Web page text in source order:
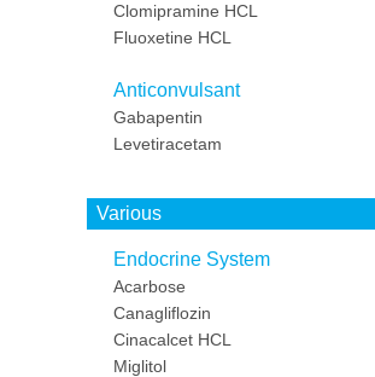
Clomipramine HCL
Fluoxetine HCL
Anticonvulsant
Gabapentin
Levetiracetam
Various
Endocrine System
Acarbose
Canagliflozin
Cinacalcet HCL
Miglitol